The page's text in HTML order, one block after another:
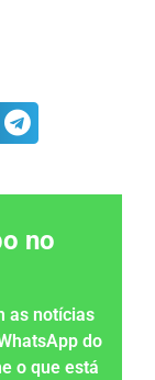
no
as notícias
do
o que está